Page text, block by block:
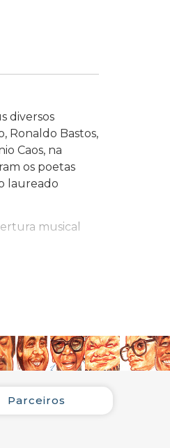
diversos
Ronaldo Bastos,
Caos, na
os poetas
laureado
musical
Assinou
de Música
Parceiros